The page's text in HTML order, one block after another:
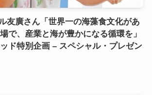
友廣さん「世界一の海藻食文化があ
で、産業と海が豊かになる循環を」
ッド特別企画 – スペシャル・プレゼン